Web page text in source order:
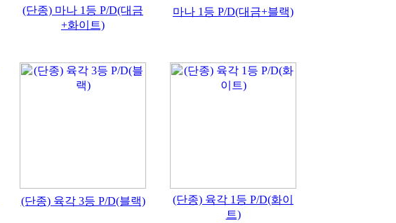
(단종) 마나 1등 P/D(대금
+화이트)
마나 1등 P/D(대금+블랙)
(단종) 육각 3등 P/D(블랙)
(단종) 육각 1등 P/D(화이
트)